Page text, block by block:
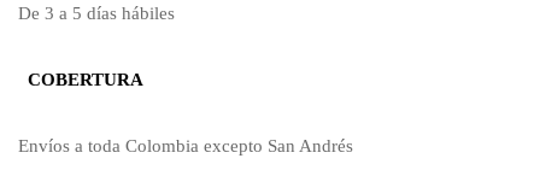
De 3 a 5 días hábiles
COBERTURA
Envíos a toda Colombia excepto San Andrés